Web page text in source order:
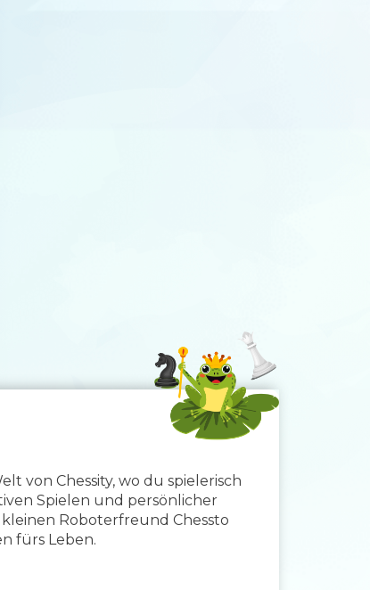
von Chessity, wo du spielerisch
Spielen und persönlicher
Roboterfreund Chessto
fürs Leben.